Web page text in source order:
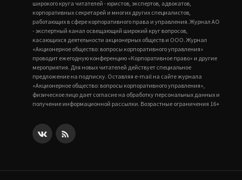
широкого круга читателей - юристов, экспертов, адвокатов,
корпоративных секретарей и многих других специалистов,
работающих в сфере корпоративного права и управления. Журнал АО
- экспертный канал освещающий широкий круг вопросов,
касающихся деятельности акционерных обществ и ООО. Журнал
«Акционерное общество: вопросы корпоративного управления»
проводит ежегодную конференцию «Корпоративное право» и другие
мероприятия. Для новых читателей действует специальное
предложение на подписку. Оставляя e-mail на сайте журнала
«Акционерное общество: вопросы корпоративного управления»,
физическое лицо дает согласие на обработку персональных данных и
получение информационной рассылки. Возрастные ограничения 16+